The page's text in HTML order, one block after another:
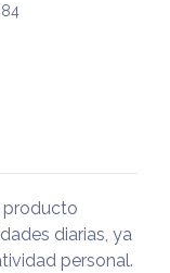
producto
diarias, ya
personal.